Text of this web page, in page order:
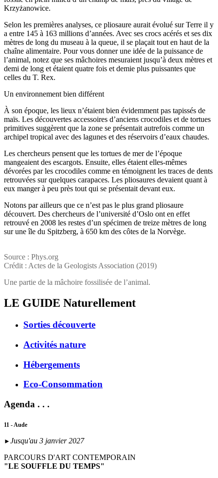
Krzyżanowice.
Selon les premières analyses, ce pliosaure aurait évolué sur Terre il y
a entre 145 à 163 millions d’années. Avec ses crocs acérés et ses dix
mètres de long du museau à la queue, il se plaçait tout en haut de la
chaîne alimentaire. Pour vous donner une idée de la puissance de
l’animal, notez que ses mâchoires mesuraient jusqu’à deux mètres et
demi de long et étaient quatre fois et demie plus puissantes que
celles du T. Rex.
Un environnement bien différent
À son époque, les lieux n’étaient bien évidemment pas tapissés de
maïs. Les découvertes accessoires d’anciens crocodiles et de tortues
primitives suggèrent que la zone se présentait autrefois comme un
archipel tropical avec des lagunes et des réservoirs d’eaux chaudes.
Les chercheurs pensent que les tortues de mer de l’époque
mangeaient des escargots. Ensuite, elles étaient elles-mêmes
dévorées par les crocodiles comme en témoignent les traces de dents
retrouvées sur quelques carapaces. Les pliosaures devaient quant à
eux manger à peu près tout qui se présentait devant eux.
Notons par ailleurs que ce n’est pas le plus grand pliosaure
découvert. Des chercheurs de l’université d’Oslo ont en effet
retrouvé en 2008 les restes d’un spécimen de treize mètres de long
sur une île du Spitzberg, à 650 km des côtes de la Norvège.
Source : Phys.org
Crédit : Actes de la Geologists Association (2019)
Une partie de la mâchoire fossilisée de l’animal.
LE GUIDE Naturellement
Sorties découverte
Activités nature
Hébergements
Eco-Consommation
Agenda . . .
11 - Aude
► Jusqu'au 3 janvier 2027
PARCOURS D'ART CONTEMPORAIN
"LE SOUFFLE DU TEMPS"